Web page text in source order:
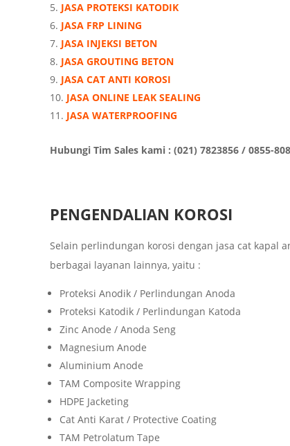
JASA PROTEKSI KATODIK
JASA FRP LINING
JASA INJEKSI BETON
JASA GROUTING BETON
JASA CAT ANTI KOROSI
JASA ONLINE LEAK SEALING
JASA WATERPROOFING
Hubungi Tim Sales kami : (021) 7823856 / 0855-
PENGENDALIAN KOROSI
Selain perlindungan korosi dengan jasa cat kapal
berbagai layanan lainnya, yaitu :
Proteksi Anodik / Perlindungan Anoda
Proteksi Katodik / Perlindungan Katoda
Zinc Anode / Anoda Seng
Magnesium Anode
Aluminium Anode
TAM Composite Wrapping
HDPE Jacketing
Cat Anti Karat / Protective Coating
TAM Petrolatum Tape